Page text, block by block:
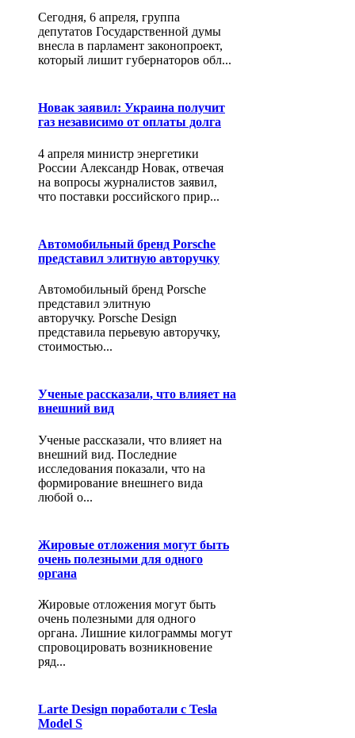
Сегодня, 6 апреля, группа
депутатов Государственной думы
внесла в парламент законопроект,
который лишит губернаторов обл...
Новак заявил: Украина получит
газ независимо от оплаты долга
4 апреля министр энергетики
России Александр Новак, отвечая
на вопросы журналистов заявил,
что поставки российского прир...
Автомобильный бренд Porsche
представил элитную авторучку
Автомобильный бренд Porsche
представил элитную
авторучку. Porsche Design
представила перьевую авторучку,
стоимостью...
Ученые рассказали, что влияет на
внешний вид
Ученые рассказали, что влияет на
внешний вид. Последние
исследования показали, что на
формирование внешнего вида
любой о...
Жировые отложения могут быть
очень полезными для одного
органа
Жировые отложения могут быть
очень полезными для одного
органа. Лишние килограммы могут
спровоцировать возникновение
ряд...
Larte Design поработали с Tesla
Model S